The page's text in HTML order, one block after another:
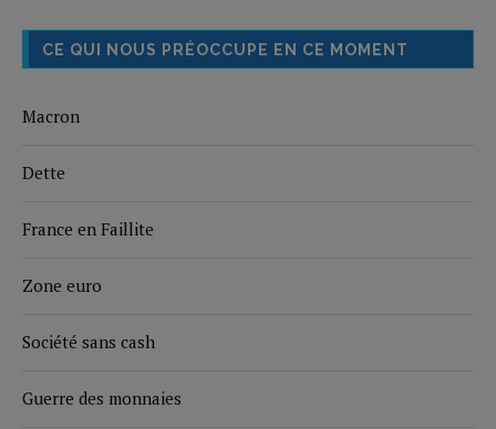
CE QUI NOUS PRÉOCCUPE EN CE MOMENT
Macron
Dette
France en Faillite
Zone euro
Société sans cash
Guerre des monnaies